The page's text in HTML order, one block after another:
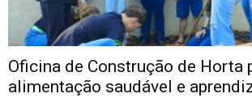
Oficina de Construção de Horta
alimentação saudável e